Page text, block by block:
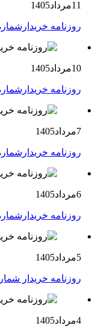
11مرداد1405
روزنامه خریدارشماره
10مرداد1405
روزنامه
7مرداد1405
روزنامه خریدارشماره
6مرداد1405
روزنامه
5مرداد1405
روزنامه خریدار
4مرداد1405